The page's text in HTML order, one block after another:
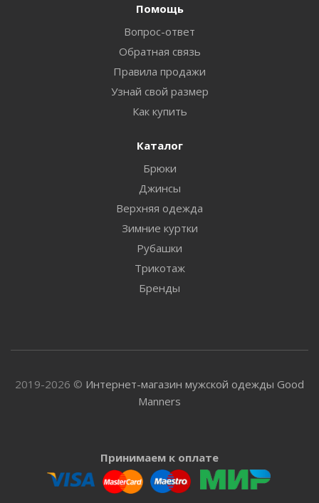
Помощь
Вопрос-ответ
Обратная связь
Правила продажи
Узнай свой размер
Как купить
Каталог
Брюки
Джинсы
Верхняя одежда
Зимние куртки
Рубашки
Трикотаж
Бренды
2019-2026 © Интернет-магазин мужской одежды Good
Manners
Принимаем к оплате